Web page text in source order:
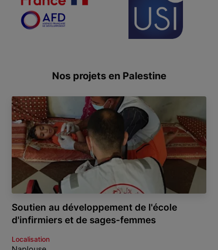
Nos projets en Palestine
Soutien au développement de l'école
d'infirmiers et de sages-femmes
Localisation